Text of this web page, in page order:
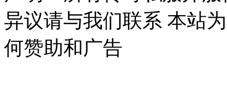
异议请与我们联系 本站
何赞助和广告